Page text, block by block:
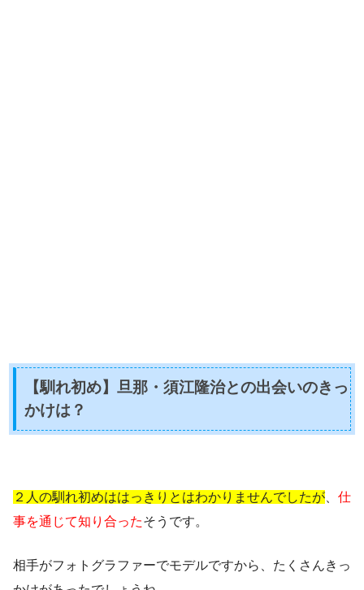
【馴れ初め】旦那・須江隆治との出会いのきっ
かけは？
２人の馴れ初めははっきりとはわかりませんでしたが
仕
事を通じて知り合ったそうです。
相手がフォトグラファーでモデルですから、たくさんきっ